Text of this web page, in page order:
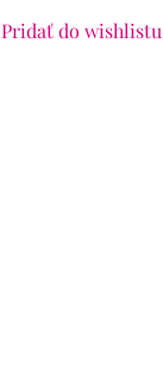
Pridať do wishlistu